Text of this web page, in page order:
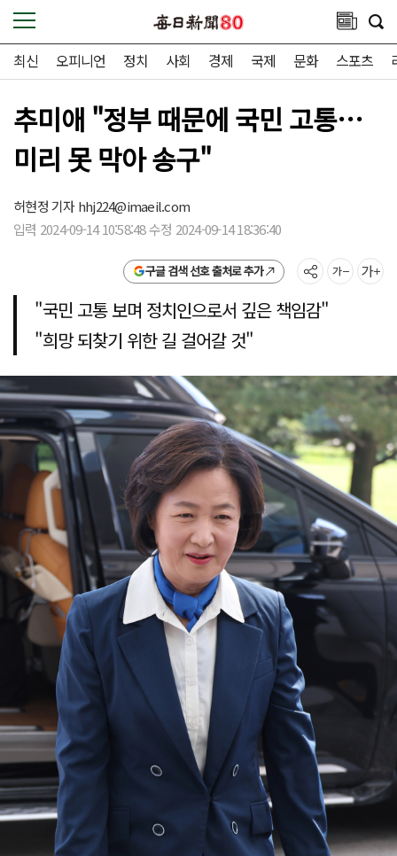
최신 오피니언 정치 사회 경제 국제 문화 스포츠
추미애 "정부 때문에 국민 고통…
미리 못 막아 송구"
허현정 기자hhj224@imaeil.com
입력 2024-09-14 10:58:48 수정 2024-09-14 18:36:40
구글 검색 선호 출처로 추가
"국민 고통 보며 정치인으로서 깊은 책임감"
"희망 되찾기 위한 길 걸어갈 것"